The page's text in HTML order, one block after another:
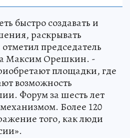
быстро создавать и
раскрывать
председатель
Максим Орешкин. -
площадки, где
возможность
Форум за шесть лет
Более 120
того, как люди